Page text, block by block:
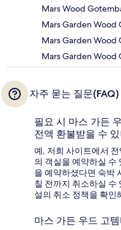
Mars Wood
Mars Garden Wood
Mars Garden
Mars Garden Wood
자주 묻는 질문(FAQ)
필요 시 마스 가든
전액 환불받을 수
예, 저희 사이트에서
의 객실을 예약하실 수
을 예약하셨다면 숙박
칠 전까지 취소하실 수
설의 취소 정책을 확인
마스 가든 우드 고